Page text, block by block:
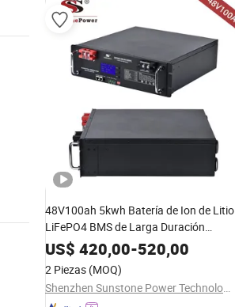
48V100ah 5kwh Batería de Ion de Litio
LiFePO4 BMS de Larga Duración
Garantía Batería Solar
US$ 420,00-520,00
2 Piezas (MOQ)
Shenzhen Sunstone Power Technology Co., Ltd